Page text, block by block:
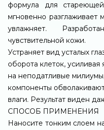
формула для
мгновенно
увлажняет.
чувствительной кожи.
Устраняет вид усталых
оборота клеток, усиливая
на неподатливые
компоненты
влаги. Результат виден
СПОСОБ ПРИМЕНЕНИЯ
Наносите тонким слоем